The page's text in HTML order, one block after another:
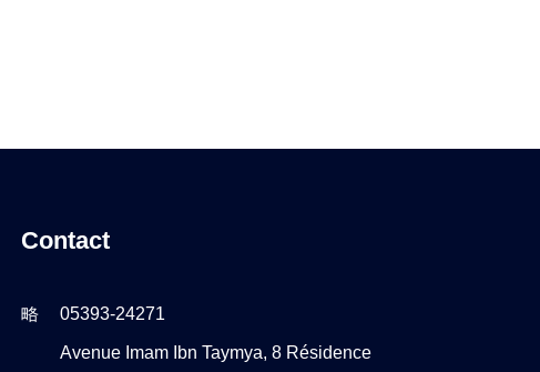
Contact
05393-24271
Avenue Imam Ibn Taymya, 8 Résidence